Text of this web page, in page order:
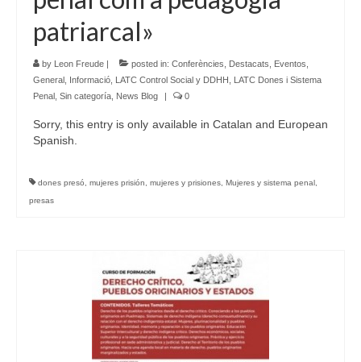
patriarcal»
by Leon Freude | posted in: Conferències Destacats Eventos
General Informació LATC Control Social y DDHH
LATC Dones i Sistema
Penal Sin categoría News Blog | 0
Sorry, this entry is only available in Catalan and European
Spanish.
dones presó mujeres prisión mujeres y prisiones Mujeres y sistema penal
presas